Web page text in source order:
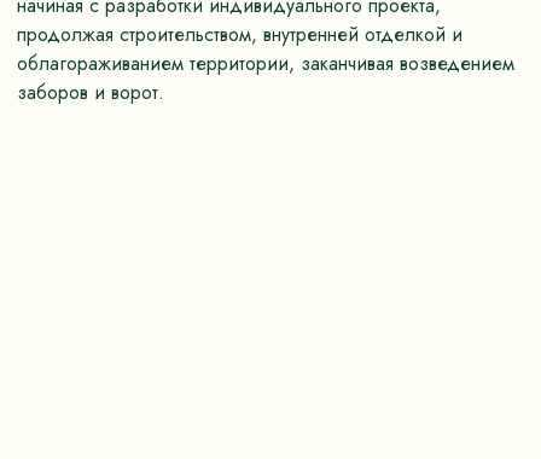
начиная с разработки индивидуального проекта,
продолжая строительством, внутренней отделкой и
облагораживанием территории, заканчивая возведением
заборов и ворот.